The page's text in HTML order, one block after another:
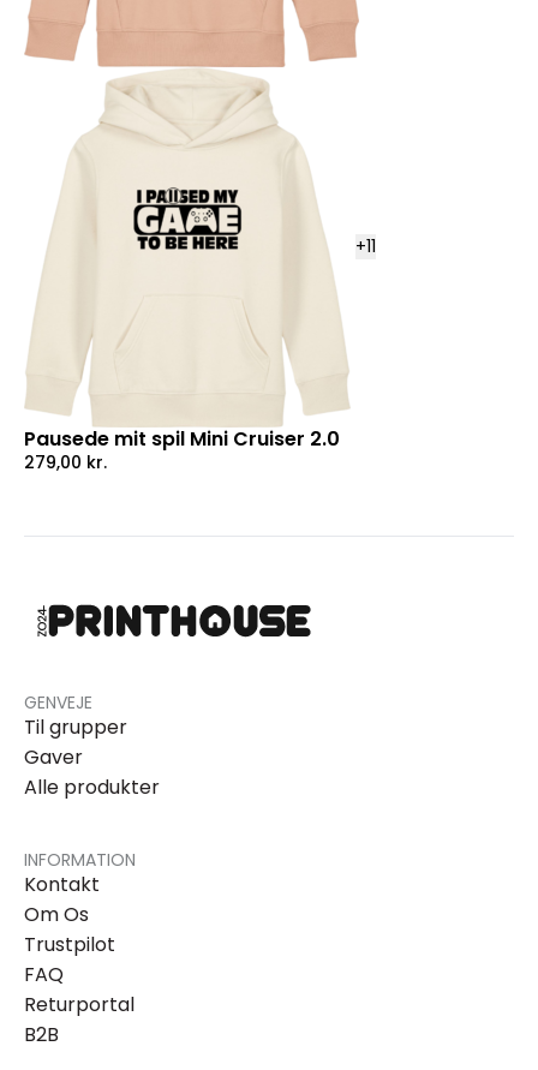
+11
Pausede mit spil Mini Cruiser 2.0
279,00 kr.
GENVEJE
Til grupper
Gaver
Alle produkter
INFORMATION
Kontakt
Om Os
Trustpilot
FAQ
Returportal
B2B